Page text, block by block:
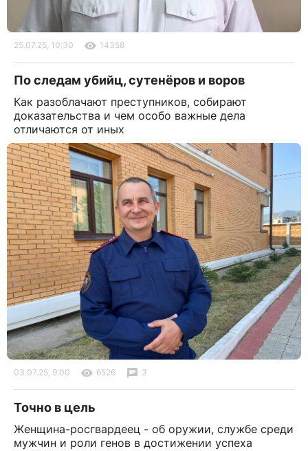
25.07.25, 10:30 14358
По следам убийц, сутенёров и воров
Как разоблачают преступников, собирают
доказательства и чем особо важные дела
отличаются от иных
03.07.25, 9:00 6526 3
Точно в цель
Женщина-росгвардеец - об оружии, службе среди
мужчин и роли генов в достижении успеха